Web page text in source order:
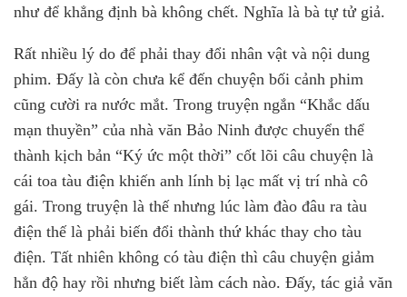
như để khẳng định bà không chết. Nghĩa là bà tự tử giả.
Rất nhiều lý do để phải thay đổi nhân vật và nội dung
phim. Đấy là còn chưa kể đến chuyện bối cảnh phim
cũng cười ra nước mắt. Trong truyện ngắn “Khắc dấu
mạn thuyền” của nhà văn Bảo Ninh được chuyển thể
thành kịch bản “Ký ức một thời” cốt lõi câu chuyện là
cái toa tàu điện khiến anh lính bị lạc mất vị trí nhà cô
gái. Trong truyện là thế nhưng lúc làm đào đâu ra tàu
điện thế là phải biến đổi thành thứ khác thay cho tàu
điện. Tất nhiên không có tàu điện thì câu chuyện giảm
hẳn độ hay rồi nhưng biết làm cách nào. Đấy, tác giả văn